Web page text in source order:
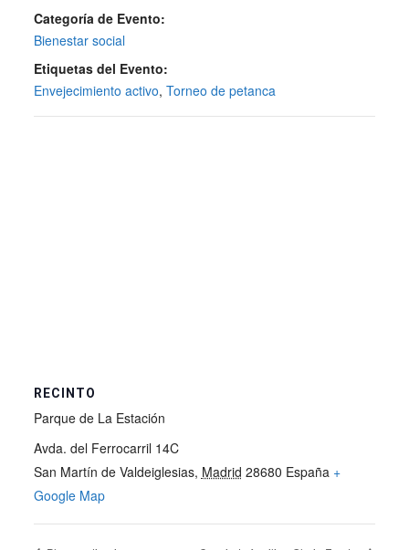
Categoría de Evento:
Bienestar social
Etiquetas del Evento:
Envejecimiento activo, Torneo de petanca
RECINTO
Parque de La Estación
Avda. del Ferrocarril 14C
San Martín de Valdeiglesias, Madrid 28680 España +
Google Map